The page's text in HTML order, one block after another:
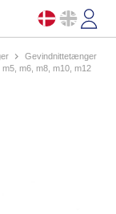
gevindnittetænger